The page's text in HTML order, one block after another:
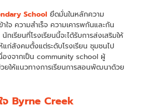
School ยึดมั่นในหลักความ
ใจ ความสำเร็จ ความเคารพกันและกัน
กเรียนที่โรงเรียนนี้จะได้รับการส่งเสริมให้
แก่สังคมตั้งแต่ระดับโรงเรียน ชุมชนไป
องจากเป็น community school ผู้
ยให้แนวทางการเรียนการสอนพัฒนาด้วย
จ Byrne Creek